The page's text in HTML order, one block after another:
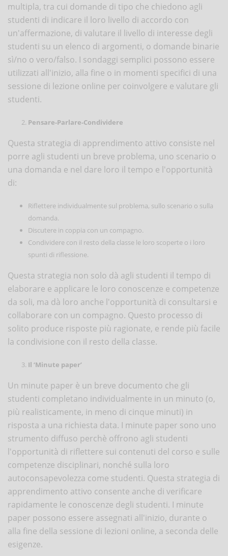
multipla, tra cui domande di tipo che chiedono agli
studenti di indicare il loro livello di accordo con
un'affermazione, di valutare il livello di interesse degli
studenti su un elenco di argomenti, o domande binarie
sì/no o vero/falso. I sondaggi semplici possono essere
utilizzati all'inizio, alla fine o in momenti specifici di una
sessione di lezione online per coinvolgere e valutare gli
studenti.
Pensare-Parlare-Condividere
Questa strategia di apprendimento attivo consiste nel
porre agli studenti un breve problema, uno scenario o
una domanda e nel dare loro il tempo e l'opportunità
di:
Riflettere individualmente sul problema, sullo scenario o sulla
domanda.
Discutere in coppia con un compagno.
Condividere con il resto della classe le loro scoperte o i loro
spunti di riflessione.
Questa strategia non solo dà agli studenti il tempo di
elaborare e applicare le loro conoscenze e competenze
da soli, ma dà loro anche l'opportunità di consultarsi e
collaborare con un compagno. Questo processo di
solito produce risposte più ragionate, e rende più facile
la condivisione con il resto della classe.
Il ‘Minute paper’
Un minute paper è un breve documento che gli
studenti completano individualmente in un minuto (o,
più realisticamente, in meno di cinque minuti) in
risposta a una richiesta data. I minute paper sono uno
strumento diffuso perchè offrono agli studenti
l'opportunità di riflettere sui contenuti del corso e sulle
competenze disciplinari, nonché sulla loro
autoconsapevolezza come studenti. Questa strategia di
apprendimento attivo consente anche di verificare
rapidamente le conoscenze degli studenti. I minute
paper possono essere assegnati all'inizio, durante o
alla fine della sessione di lezioni online, a seconda delle
esigenze.